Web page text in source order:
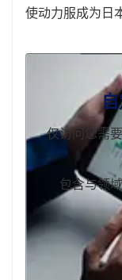
使动力服成为日
仅访问您需
包含与领